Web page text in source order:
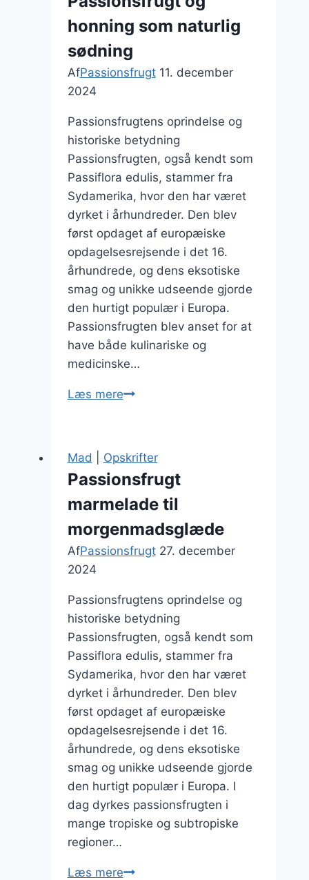
honning som naturlig
sødning
AfPassionsfrugt 11. december
2024
Passionsfrugtens oprindelse og
historiske betydning
Passionsfrugten, også kendt som
Passiflora edulis, stammer fra
Sydamerika, hvor den har været
dyrket i århundreder. Den blev
først opdaget af europæiske
opdagelsesrejsende i det 16.
århundrede, og dens eksotiske
smag og unikke udseende gjorde
den hurtigt populær i Europa.
Passionsfrugten blev anset for at
have både kulinariske og
medicinske…
Læs merePassionsfrugt
som
sødning
Mad Opskrifter
Passionsfrugt
marmelade til
morgenmadsglæde
AfPassionsfrugt 27. december
2024
Passionsfrugtens oprindelse og
historiske betydning
Passionsfrugten, også kendt som
Passiflora edulis, stammer fra
Sydamerika, hvor den har været
dyrket i århundreder. Den blev
først opdaget af europæiske
opdagelsesrejsende i det 16.
århundrede, og dens eksotiske
smag og unikke udseende gjorde
den hurtigt populær i Europa. I
dag dyrkes passionsfrugten i
mange tropiske og subtropiske
regioner…
Læs merePassionsfrugt